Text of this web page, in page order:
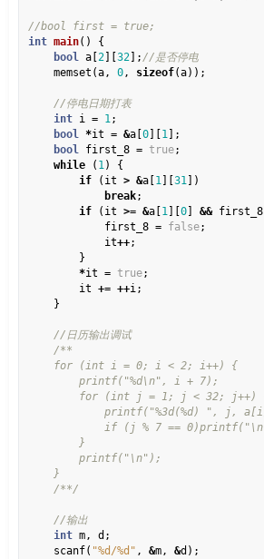
int main() {
bool a[ 2 32 ];
    memset(a,
0, sizeof(a));
int i = 1;
bool *it = &a[ 0 1 ];
bool first_8 = true;
while ( 1) {
if (it > &a[ 1 31 ])
break;
if (it >= &a[ 1 0 && first_8
            first_8
= false;
            it
++;
        }
*it = true;
        it
+= ++i;
    }
    /**/
int m, d;
    scanf(
"%d/%d" , &m, &d);